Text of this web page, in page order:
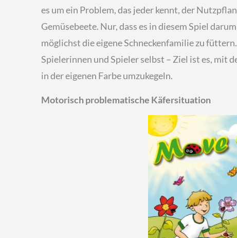
es um ein Problem, das jeder kennt, der
Gemüsebeete. Nur, dass es in diesem Spiel
möglichst die eigene Schneckenfamilie zu
Spielerinnen und Spieler selbst – Ziel ist es, mit
in der eigenen Farbe umzukegeln.
Motorisch problematische Käfersituation